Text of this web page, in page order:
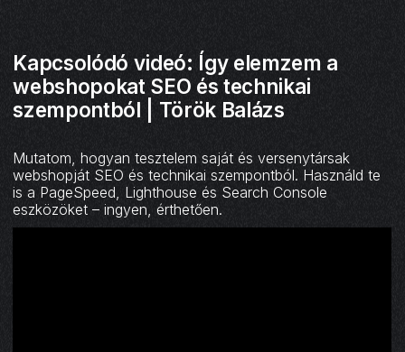
Kapcsolódó videó: Így elemzem a
webshopokat SEO és technikai
szempontból | Török Balázs
Mutatom, hogyan tesztelem saját és versenytársak
webshopját SEO és technikai szempontból. Használd te
is a PageSpeed, Lighthouse és Search Console
eszközöket – ingyen, érthetően.